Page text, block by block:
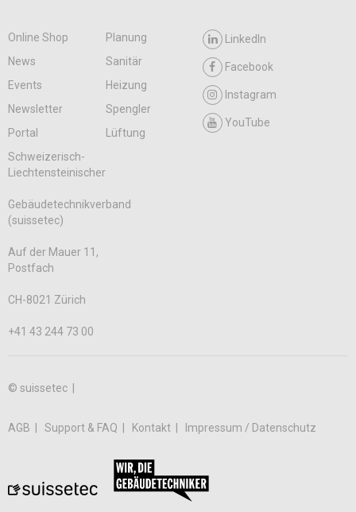
Online Shop
Planung
News
Sanitär
Events
Heizung
Newsletter
Spengler
Portal
Lüftung
LinkedIn
Facebook
Instagram
YouTube
Schweizerisch-
Liechtensteinischer
Gebäudetechnikverband
(suissetec)
Auf der Mauer 11,
Postfach
CH-8021 Zürich
+41 43 244 73 00
© suissetec |
AGB Support & FAQ Kontakt Impressum / Datenschutz